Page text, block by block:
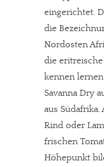
eingerichtet.
die
Nordosten
die
kennen
Savanna
aus
Rind oder
frischen
Höhepunkt